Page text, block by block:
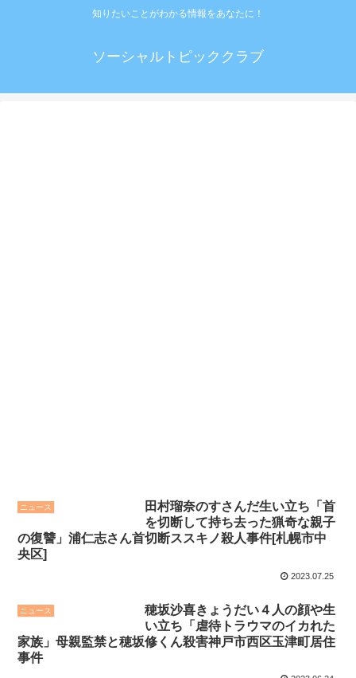
知りたいことがわかる情報をあなたに！
ソーシャルトピッククラブ
ニュース
田村瑠奈のすさんだ生い立ち「首
を切断して持ち去った猟奇な親子
の復讐」浦仁志さん首切断ススキノ殺人事件[札幌市中
央区]
2023.07.25
ニュース
穂坂沙喜きょうだい４人の顔や生
い立ち「虐待トラウマのイカれた
家族」母親監禁と穂坂修くん殺害神戸市西区玉津町居住
事件